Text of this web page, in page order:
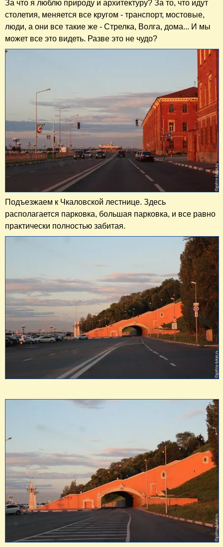
За что я люблю природу и архитектуру? За то, что идут
столетия, меняется все кругом - транспорт, мостовые,
люди, а они все такие же - Стрелка, Волга, дома... И мы
может все это видеть. Разве это не чудо?
Подъезжаем к Чкаловской лестнице. Здесь
располагается парковка, большая парковка, и все равно
практически полностью забитая.